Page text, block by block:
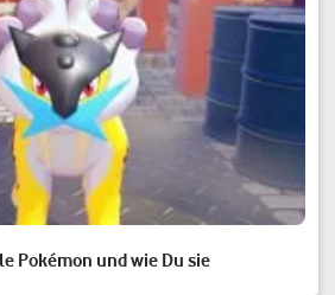
Pokémon und wie Du sie